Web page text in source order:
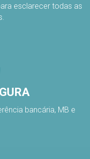
esclarecer todas as
bancária, MB e